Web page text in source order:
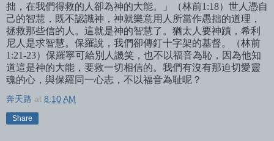
拙，在我們得救的人卻為神的大能。」（林前1:18）世人憑自
己的智慧，既不認識神，神就樂意用人所當作愚拙的道理，
拯救那些信的人。這就是神的智慧了。猶太人要神蹟，希利
尼人是求智慧。保羅說，我們卻傳釘十字架的基督。（林前
1:21-23）保羅寧可給別人譏笑，也不以福音為恥，因為他知
道這是神的大能，要救一切相信的。 我們有沒有那迫切愛靈
魂的心，與保羅同一心志，不以福音為耻呢？
奔天路 at 8:10 AM
Share